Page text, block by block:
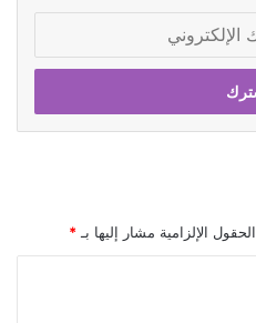
الحقول الإلزامية مشار إليها بـ *